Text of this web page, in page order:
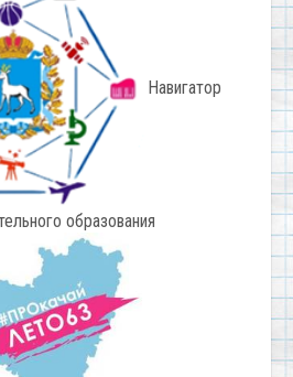
Навигатор
образования